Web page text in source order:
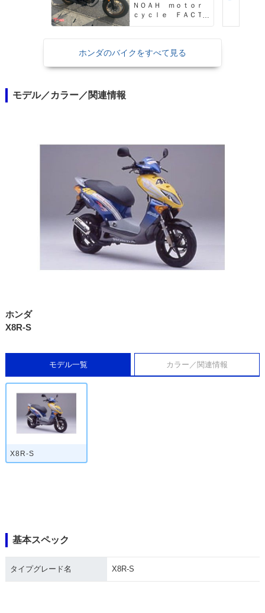
ＮＯＡＨ ｍｏｔｏｒ
ｃｙｃｌｅ ＦＡＣＴ
ホンダのバイクをすべて見る
モデル／カラー／関連情報
ホンダ
X8R-S
モデル一覧 カラー／関連情報
X8R-S
基本スペック
タイプグレード名 X8R-S